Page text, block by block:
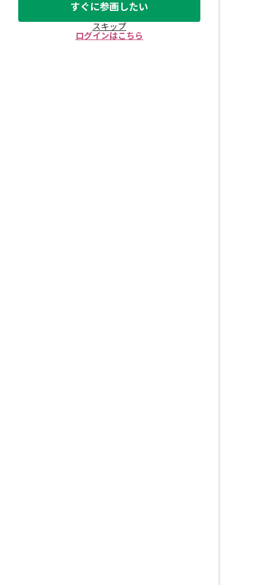
すぐに参画したい
スキップ
ログインはこちら